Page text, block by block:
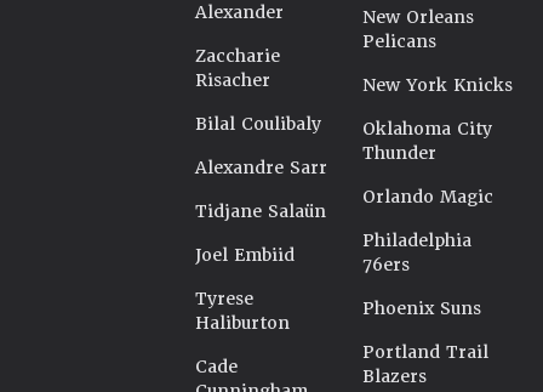
Alexander
Zaccharie
Risacher
Bilal Coulibaly
Alexandre Sarr
Tidjane Salaün
Joel Embiid
Tyrese
Haliburton
Cade
New Orleans
Pelicans
New York Knicks
Oklahoma City
Thunder
Orlando Magic
Philadelphia
76ers
Phoenix Suns
Portland Trail
Blazers